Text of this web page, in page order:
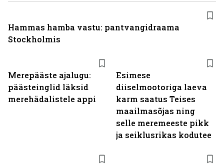
Merepääste ajalugu:
päästeinglid läksid
merehädalistele appi
Esimese
diiselmootoriga laeva
karm saatus Teises
maailmasõjas ning
selle meremeeste pikk
ja seiklusrikas kodutee
Hammas hamba vastu: pantvangi­draama
Stockholmis